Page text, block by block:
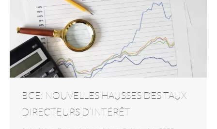
BCE: NOUVELLES HAUSSES DES TAUX
DIRECTEURS D’INTÉRÊT